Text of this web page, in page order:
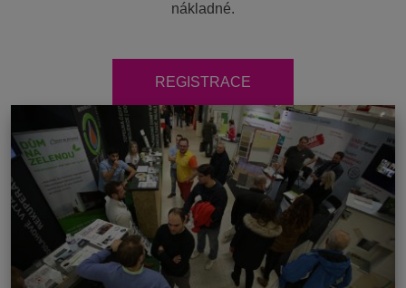
nákladné.
REGISTRACE